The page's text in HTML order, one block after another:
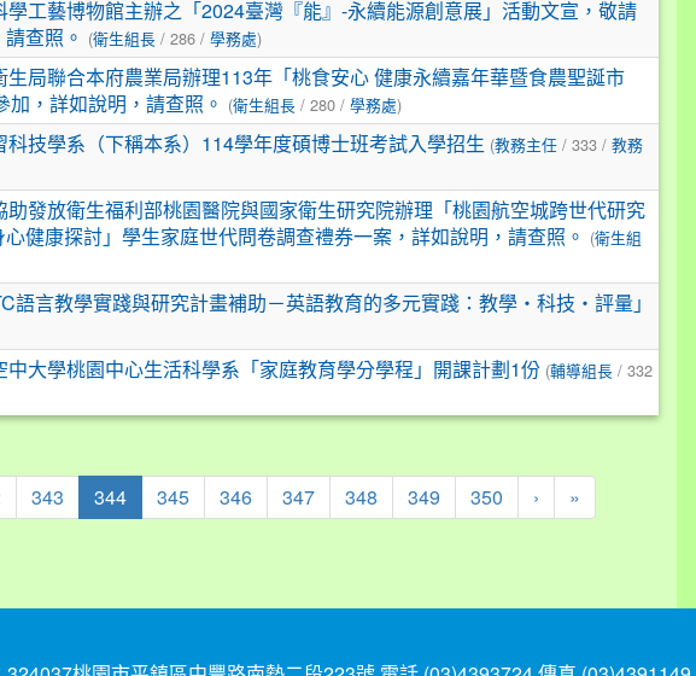
學工藝博物館主辦之「2024臺灣『能』-永續能源創意展」活動文宣，敬請
查照。
(衛生組長 / 286 / 學務處)
生局聯合本府農業局辦理113年「桃食安心 健康永續嘉年華暨食農聖誕市
，詳如說明，請查照。
(衛生組長 / 280 / 學務處)
科技學系（下稱本系）114學年度碩博士班考試入學招生 (教務主任 / 333 / 教務
助發放衛生福利部桃園醫院與國家衛生研究院辦理「桃園航空城跨世代研究
健康探討」學生家庭世代問卷調查禮券一案，詳如說明，請查照。
(衛生組
語言教學實踐與研究計畫補助－英語教育的多元實踐：教學‧科技‧評量」
中大學桃園中心生活科學系「家庭教育學分學程」開課計劃1份 (輔導組長 / 332
343 344(current)
345 346 347 348 349 350 › »